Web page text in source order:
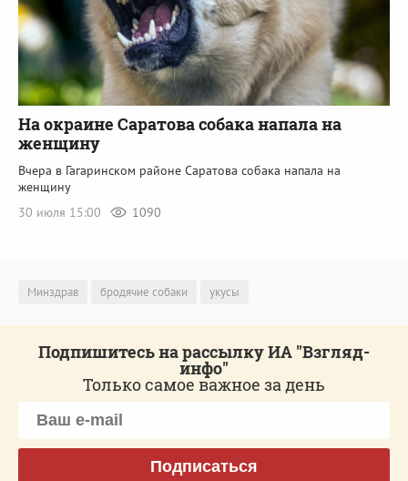
На окраине Саратова собака напала на
женщину
Вчера в Гагаринском районе Саратова собака напала на
женщину
30 июля 15:00
1090
Минздрав бродячие собаки укусы
Подпишитесь на рассылку ИА "Взгляд-
инфо"
Только самое важное за день
Подписаться